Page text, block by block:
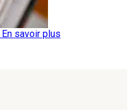
En savoir plus